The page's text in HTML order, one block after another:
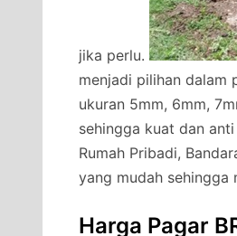
jika perlu.
menjadi pilihan dalam
ukuran 5mm, 6mm,
sehingga kuat dan
Rumah Pribadi,
yang mudah sehingga
Harga Pagar